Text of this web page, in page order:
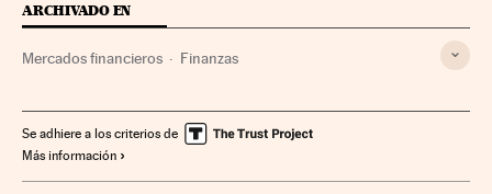
ARCHIVADO EN
Mercados financieros Finanzas
Se adhiere a los criterios de
Más información